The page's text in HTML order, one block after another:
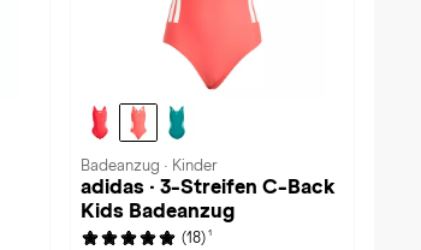
Badeanzug · Kinder
adidas · 3-Streifen C-Back
Kids Badeanzug
(18) 1